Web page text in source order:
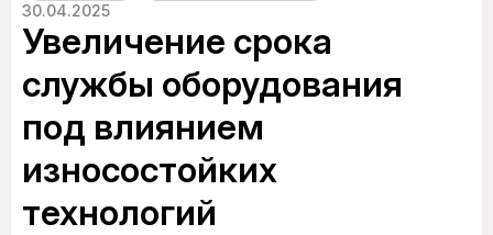
30.04.2025
Увеличение срока
службы оборудования
под влиянием
износостойких
технологий